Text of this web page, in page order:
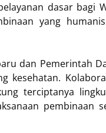
dasar bagi
yang
dan Pemerintah
kesehatan.
terciptanya
pembinaan